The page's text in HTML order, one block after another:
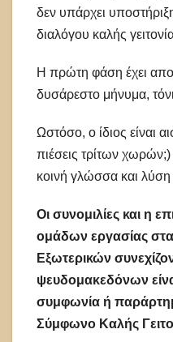
δεν υπάρχει
διαλόγου καλής
Η πρώτη φάση έχει
δυσάρεστο μήνυμα,
Ωστόσο, ο ίδιος είναι
πιέσεις τρίτων χωρών;)
κοινή γλώσσα και
Οι συνομιλίες και η
ομάδων εργασίας
Εξωτερικών
ψευδομακεδόνων
συμφωνία ή
Σύμφωνο Καλής